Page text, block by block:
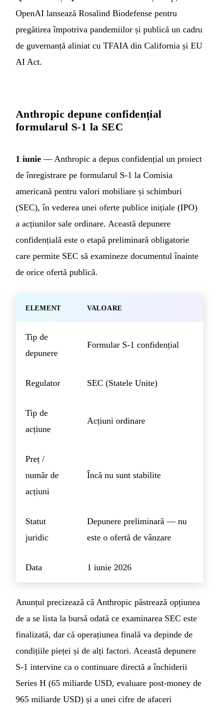
OpenAI lansează Rosalind Biodefense pentru
pregătirea împotriva pandemiilor și publică un cadru
de guvernanță aliniat cu TFAIA din California și EU
AI Act.
Anthropic depune confidențial
formularul S-1 la SEC
1 iunie — Anthropic a depus confidențial un proiect
de înregistrare pe formularul S-1 la Comisia
americană pentru valori mobiliare și schimburi
(SEC), în vederea unei oferte publice inițiale (IPO)
a acțiunilor sale ordinare. Această depunere
confidențială este o etapă preliminară obligatorie
care permite SEC să examineze documentul înainte
de orice ofertă publică.
ELEMENT VALOARE
Tip de
depunere
Formular S-1 confidențial
Regulator SEC (Statele Unite)
Tip de
acțiune
Acțiuni ordinare
Preț /
număr de
acțiuni
Încă nu sunt stabilite
Statut
juridic
Depunere preliminară — nu
este o ofertă de vânzare
Data 1 iunie 2026
Anunțul precizează că Anthropic păstrează opțiunea
de a se lista la bursă odată ce examinarea SEC este
finalizată, dar că operațiunea finală va depinde de
condițiile pieței și de alți factori. Această depunere
S-1 intervine ca o continuare directă a închiderii
Series H (65 miliarde USD, evaluare post-money de
965 miliarde USD) și a unei cifre de afaceri